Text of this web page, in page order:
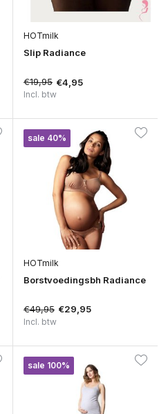
HOTmilk
Slip Radiance
€19,95 €4,95
Incl. btw
sale 40%
HOTmilk
Borstvoedingsbh Radiance
€49,95 €29,95
Incl. btw
sale 100%